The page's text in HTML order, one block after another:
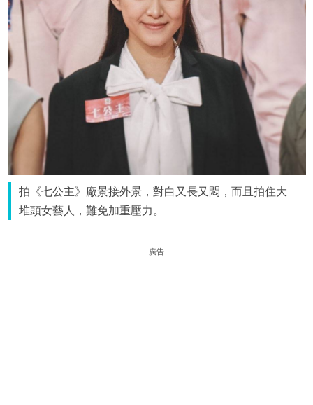
拍《七公主》廠景接外景，對白又長又悶，而且拍住大
堆頭女藝人，難免加重壓力。
廣告